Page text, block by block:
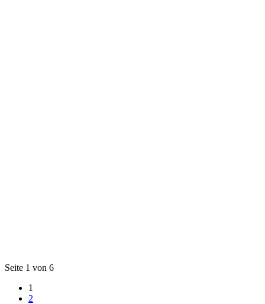
Seite 1 von 6
1
2